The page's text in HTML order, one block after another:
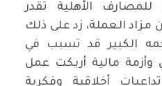
الأهلية تقدر
مزاد العملة، زد على ذلك
الكبير قد تسبب في
وأزمة مالية أربكت عمل
أخلاقية وفكرية